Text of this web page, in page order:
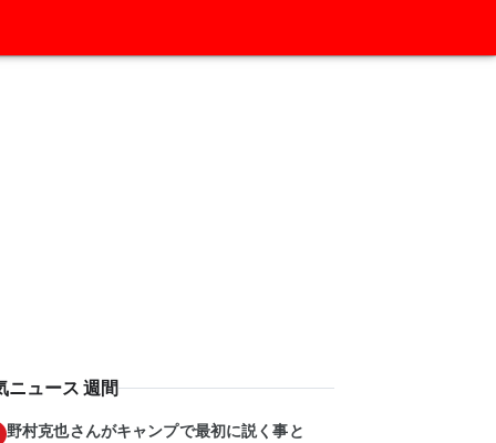
ニュース 週間
野村克也さんがキャンプで最初に説く事と